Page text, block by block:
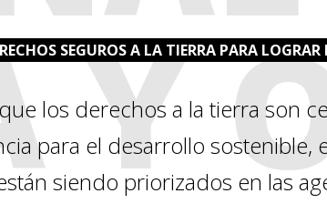
Y
SEGUROS A LA TIERRA PARA LOGRAR
los derechos a la tierra son
para el desarrollo sostenible,
siendo priorizados en las